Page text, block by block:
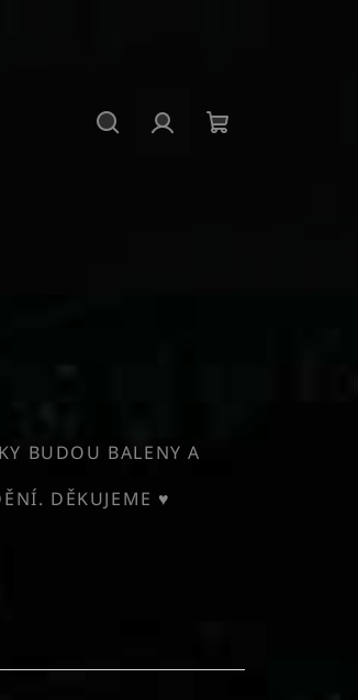
BUDOU BALENY A
DĚKUJEME ♥